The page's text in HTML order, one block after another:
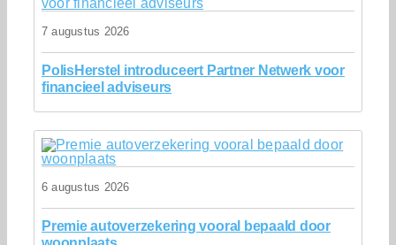
7 augustus 2026
PolisHerstel introduceert Partner Netwerk voor
financieel adviseurs
6 augustus 2026
Premie autoverzekering vooral bepaald door